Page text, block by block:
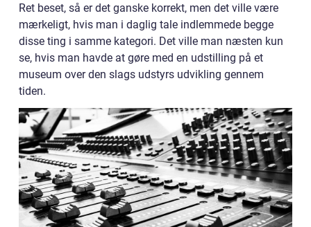
Ret beset, så er det ganske korrekt, men det ville være
mærkeligt, hvis man i daglig tale indlemmede begge
disse ting i samme kategori. Det ville man næsten kun
se, hvis man havde at gøre med en udstilling på et
museum over den slags udstyrs udvikling gennem
tiden.